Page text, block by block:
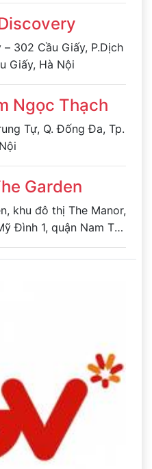
302 Cầu Giấy, P.Dịch
Giấy, Hà Nội
Ngọc Thạch
Tự, Q. Đống Đa, Tp.
Garden
khu đô thị The Manor,
Đình 1, quận Nam Từ
Nội